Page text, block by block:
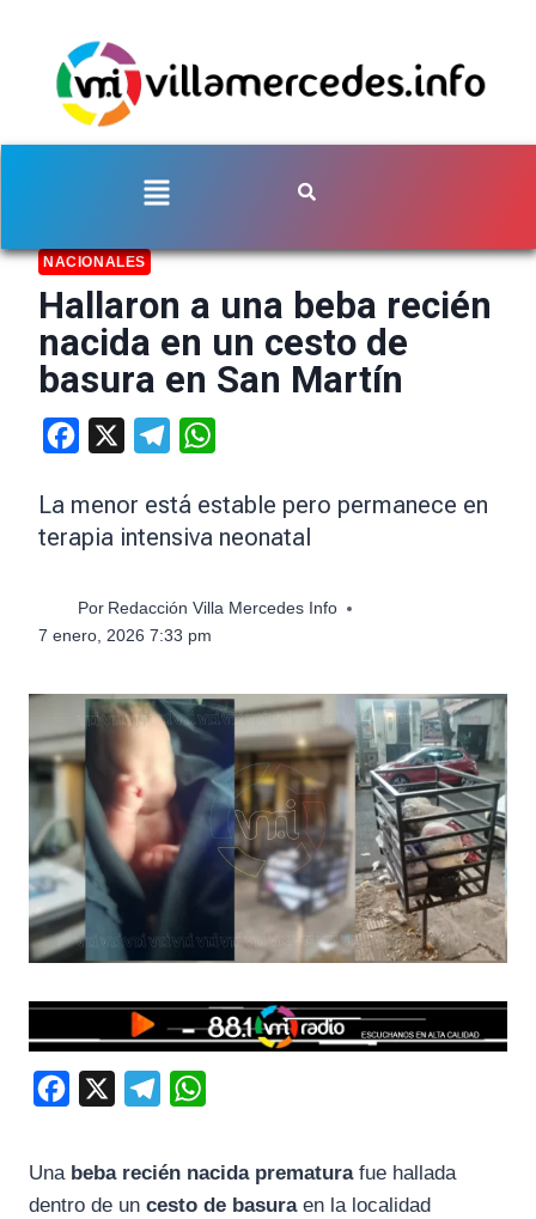
NACIONALES
Hallaron a una beba recién
nacida en un cesto de
basura en San Martín
Facebook Telegram
La menor está estable pero permanece en
terapia intensiva neonatal
Por Redacción Villa Mercedes Info
7 enero, 2026 7:33 pm
l
Una beba recién nacida prematurafue hallada
dentro de un cesto de basuraen la localidad